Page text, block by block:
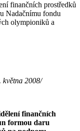
finančních prostředků
Nadačnímu fondu
olympioniků a
května 2008/
finančních
formou daru